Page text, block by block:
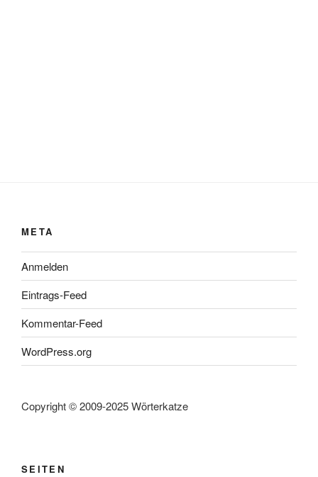
META
Anmelden
Eintrags-Feed
Kommentar-Feed
WordPress.org
Copyright © 2009-2025 Wörterkatze
SEITEN